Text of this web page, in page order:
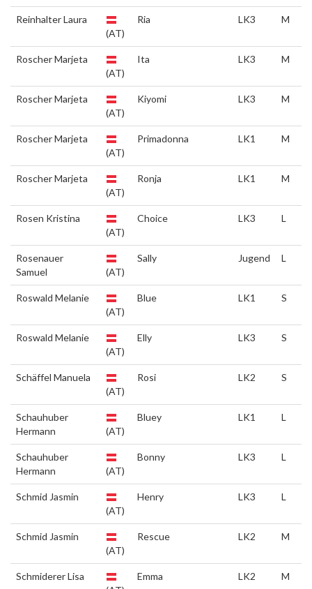
Reinhalter Laura
(AT)
Ria LK3 M
Roscher Marjeta
(AT)
Ita LK3 M
Roscher Marjeta
(AT)
Kiyomi LK3 M
Roscher Marjeta
(AT)
Primadonna LK1 M
Roscher Marjeta
(AT)
Ronja LK1 M
Rosen Kristina
(AT)
Choice LK3 L
Rosenauer
Samuel
(AT)
Sally Jugend L
Roswald Melanie
(AT)
Blue LK1 S
Roswald Melanie
(AT)
Elly LK3 S
Schäffel Manuela
(AT)
Rosi LK2 S
Schauhuber
Hermann
(AT)
Bluey LK1 L
Schauhuber
Hermann
(AT)
Bonny LK3 L
Schmid Jasmin
(AT)
Henry LK3 L
Schmid Jasmin
(AT)
Rescue LK2 M
Schmiderer Lisa
Emma LK2 M